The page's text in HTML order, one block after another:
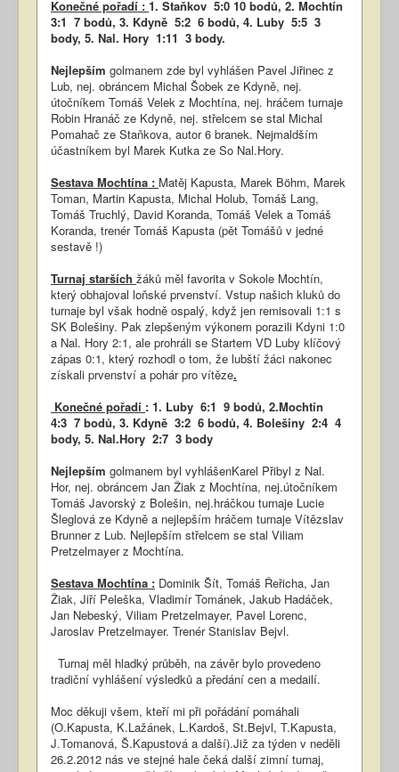
Konečné pořadí : 1. Staňkov 5:0 10 bodů, 2. Mochtín
3:1 7 bodů, 3. Kdyně 5:2 6 bodů, 4. Luby 5:5 3
body, 5. Nal. Hory 1:11 3 body.
Nejlepším golmanem zde byl vyhlášen Pavel Jiřinec z
Lub, nej. obráncem Michal Šobek ze Kdyně, nej.
útočníkem Tomáš Velek z Mochtína, nej. hráčem turnaje
Robin Hranáč ze Kdyně, nej. střelcem se stal Michal
Pomahač ze Staňkova, autor 6 branek. Nejmaldším
účastníkem byl Marek Kutka ze So Nal.Hory.
Sestava Mochtína : Matěj Kapusta, Marek Böhm, Marek
Toman, Martin Kapusta, Michal Holub, Tomáš Lang,
Tomáš Truchlý, David Koranda, Tomáš Velek a Tomáš
Koranda, trenér Tomáš Kapusta (pět Tomášů v jedné
sestavě !)
Turnaj starších žáků měl favorita v Sokole Mochtín,
který obhajoval loňské prvenství. Vstup našich kluků do
turnaje byl však hodně ospalý, když jen remisovali 1:1 s
SK Bolešiny. Pak zlepšeným výkonem porazili Kdyni 1:0
a Nal. Hory 2:1, ale prohráli se Startem VD Luby klíčový
zápas 0:1, který rozhodl o tom, že lubští žáci nakonec
získali prvenství a pohár pro vítěze.
Konečné pořadí : 1. Luby 6:1 9 bodů, 2.Mochtín
4:3 7 bodů, 3. Kdyně 3:2 6 bodů, 4. Bolešiny 2:4 4
body, 5. Nal.Hory 2:7 3 body
Nejlepším golmanem byl vyhlášenKarel Přibyl z Nal.
Hor, nej. obráncem Jan Žiak z Mochtína, nej.útočníkem
Tomáš Javorský z Bolešin, nej.hráčkou turnaje Lucie
Šleglová ze Kdyně a nejlepším hráčem turnaje Vítězslav
Brunner z Lub. Nejlepším střelcem se stal Viliam
Pretzelmayer z Mochtína.
Sestava Mochtína : Dominik Šít, Tomáš Řeřicha, Jan
Žiak, Jiří Peleška, Vladimír Tománek, Jakub Hadáček,
Jan Nebeský, Viliam Pretzelmayer, Pavel Lorenc,
Jaroslav Pretzelmayer. Trenér Stanislav Bejvl.
Turnaj měl hladký průběh, na závěr bylo provedeno
tradiční vyhlášení výsledků a předání cen a medailí.
Moc děkuji všem, kteří mi při pořádání pomáhali
(O.Kapusta, K.Lažánek, L.Kardoš, St.Bejvl, T.Kapusta,
J.Tomanová, Š.Kapustová a další).Již za týden v neděli
26.2.2012 nás ve stejné hale čeká další zimní turnaj,